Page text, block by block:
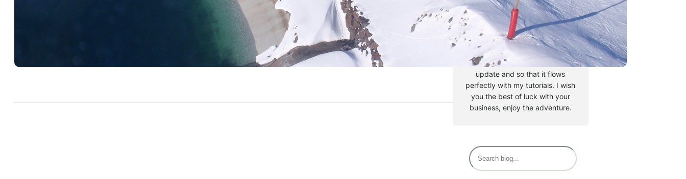
Tyler Moore
Hello, my name is Tyler Moore
and with the help of many
people I made this template. I
made it so it is super easy to
update and so that it flows
perfectly with my tutorials. I wish
you the best of luck with your
business, enjoy the adventure.
B
u